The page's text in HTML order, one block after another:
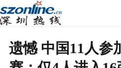
遗憾 中国11人参